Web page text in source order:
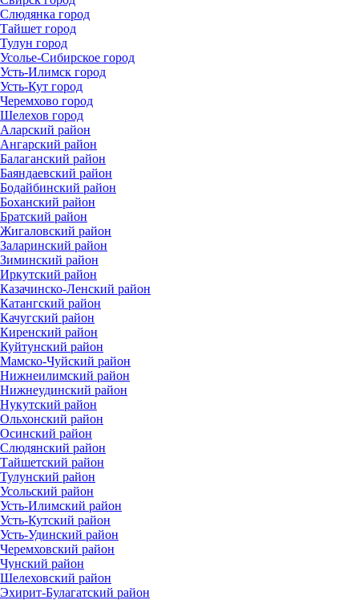
Слюдянка город
Тайшет город
Тулун город
Усолье-Сибирское город
Усть-Илимск город
Усть-Кут город
Черемхово город
Шелехов город
Аларский район
Ангарский район
Балаганский район
Баяндаевский район
Бодайбинский район
Боханский район
Братский район
Жигаловский район
Заларинский район
Зиминский район
Иркутский район
Казачинско-Ленский район
Катангский район
Качугский район
Киренский район
Куйтунский район
Мамско-Чуйский район
Нижнеилимский район
Нижнеудинский район
Нукутский район
Ольхонский район
Осинский район
Слюдянский район
Тайшетский район
Тулунский район
Усольский район
Усть-Илимский район
Усть-Кутский район
Усть-Удинский район
Черемховский район
Чунский район
Шелеховский район
Эхирит-Булагатский район